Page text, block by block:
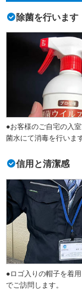
除菌を行います
●お客様のご自宅の入
菌水にて消毒を行います
信用と清潔感
●ロゴ入りの帽子を着
でご訪問します。